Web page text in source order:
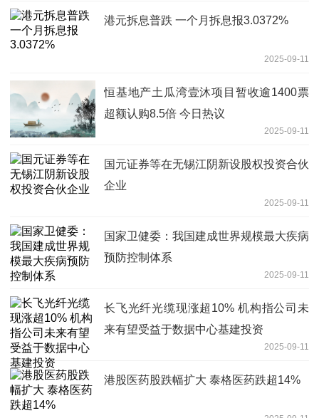
港元拆息普跌 一个月拆息报3.0372%
2025-09-11
恒基地产土瓜湾壹沐项目暂收逾1400票
超额认购8.5倍 今日热议
2025-09-11
国元证券等在无锡江阴新设股权投资合伙
企业
2025-09-11
国家卫健委：我国建成世界规模最大疾病
预防控制体系
2025-09-11
长飞光纤光缆现涨超10% 机构指公司未
来有望受益于数据中心基建投资
2025-09-11
港股医药股跌幅扩大 泰格医药跌超14%